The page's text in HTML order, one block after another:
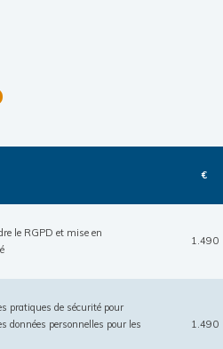
€
le RGPD et mise en
1.490
pratiques de sécurité pour
données personnelles pour les
1.490